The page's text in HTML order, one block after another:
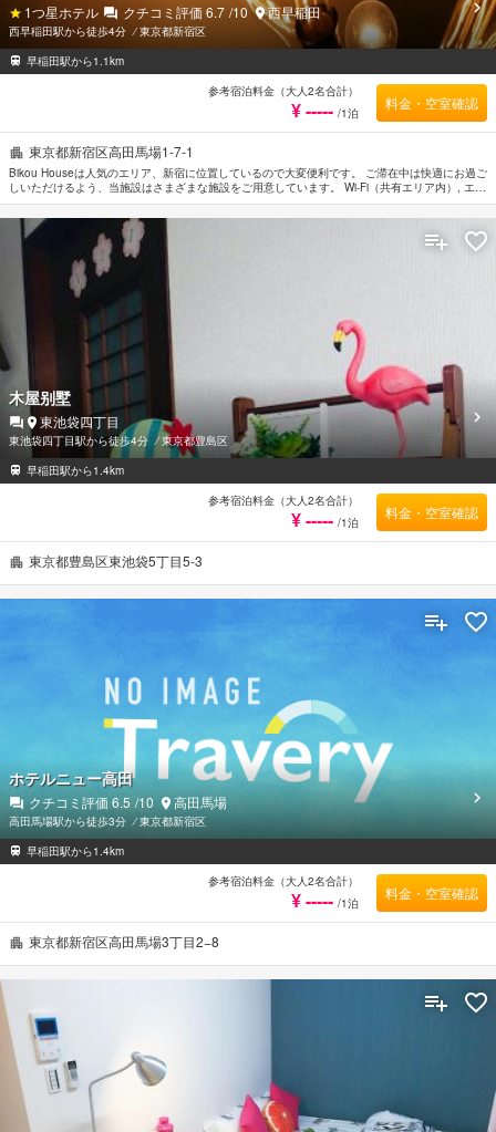
東京都新宿区高田馬場1-7-1
Bikou Houseは人気のエリア、新宿に位置しているので大変便利です。 ご滞在中は快適にお過ご
しいただけるよう、当施設はさまざまな施設をご用意しています。 Wi-Fi（共有エリア内）, エレ
ベーター, ロッカー, 共用ラウンジ/TVエリア, 共用キッチンなどの施設も是非ご利用ください。
全ての客室にエレガントなインテリアが施されており、充実したアメニティがご用意されていま
す。 この宿泊施設ではさまざまなレクリエーションをご体験いただけます。 東京を訪れる際に
は、 Bikou Houseで素敵なお時間をお過ごしください。
1つ星ホテル クチコミ評価 6.7 /10 西早稲田
西早稲田駅から徒歩4分 ⁄東京都新宿区
早稲田駅から1.1km
参考宿泊料金（大人2名合計）
¥ ----- /1泊
料金・空室確認
東京都豊島区東池袋5丁目5-3
木屋别墅
東池袋四丁目
東池袋四丁目駅から徒歩4分 ⁄東京都豊島区
早稲田駅から1.4km
参考宿泊料金（大人2名合計）
¥ ----- /1泊
料金・空室確認
東京都新宿区高田馬場3丁目2−8
ホテルニュー高田
クチコミ評価 6.5 /10 高田馬場
高田馬場駅から徒歩3分 ⁄東京都新宿区
早稲田駅から1.4km
参考宿泊料金（大人2名合計）
¥ ----- /1泊
料金・空室確認